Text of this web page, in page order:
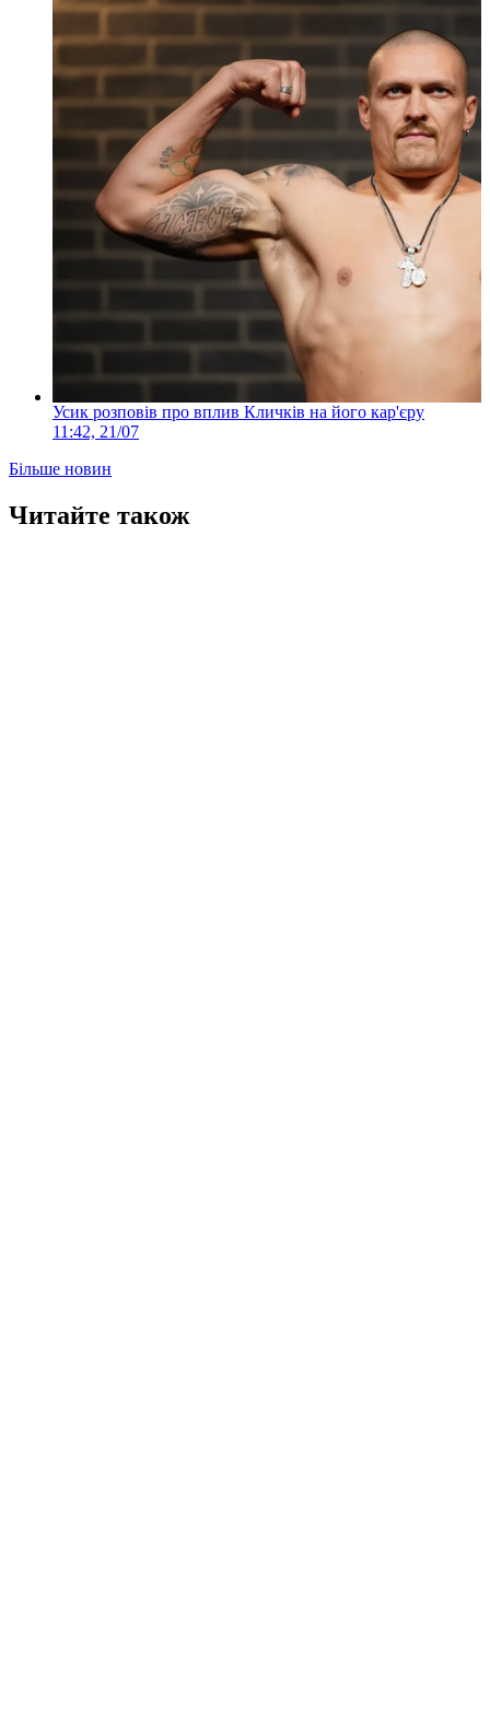
Усик розповів про вплив Кличків на його кар'єру
11:42, 21/07
Більше новин
Читайте також